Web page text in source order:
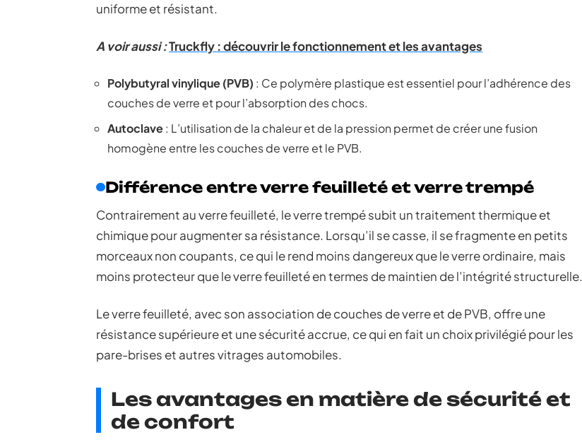
uniforme et résistant.
A voir aussi :Truckfly : découvrir le fonctionnement et les avantages
Polybutyral vinylique (PVB) : Ce polymère plastique est essentiel pour l’adhérence des
couches de verre et pour l’absorption des chocs.
Autoclave: L’utilisation de la chaleur et de la pression permet de créer une fusion
homogène entre les couches de verre et le PVB.
Différence entre verre feuilleté et verre trempé
Contrairement au verre feuilleté, le verre trempé subit un traitement thermique et
chimique pour augmenter sa résistance. Lorsqu’il se casse, il se fragmente en petits
morceaux non coupants, ce qui le rend moins dangereux que le verre ordinaire, mais
moins protecteur que le verre feuilleté en termes de maintien de l’intégrité structurelle.
Le verre feuilleté, avec son association de couches de verre et de PVB, offre une
résistance supérieure et une sécurité accrue, ce qui en fait un choix privilégié pour les
pare-brises et autres vitrages automobiles.
Les avantages en matière de sécurité et
de confort